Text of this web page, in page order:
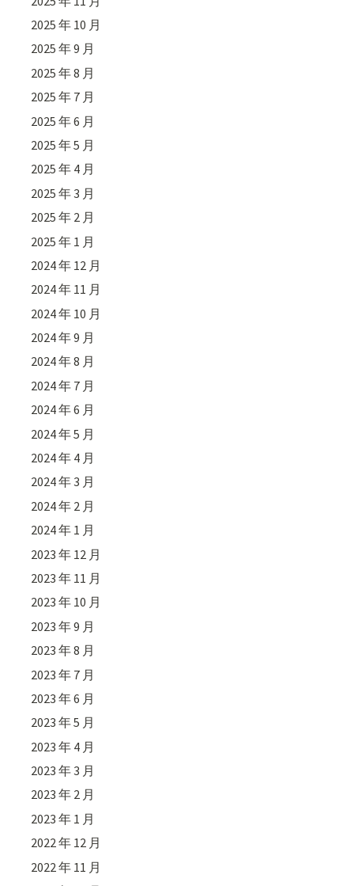
2025 年 10 月
2025 年 9 月
2025 年 8 月
2025 年 7 月
2025 年 6 月
2025 年 5 月
2025 年 4 月
2025 年 3 月
2025 年 2 月
2025 年 1 月
2024 年 12 月
2024 年 11 月
2024 年 10 月
2024 年 9 月
2024 年 8 月
2024 年 7 月
2024 年 6 月
2024 年 5 月
2024 年 4 月
2024 年 3 月
2024 年 2 月
2024 年 1 月
2023 年 12 月
2023 年 11 月
2023 年 10 月
2023 年 9 月
2023 年 8 月
2023 年 7 月
2023 年 6 月
2023 年 5 月
2023 年 4 月
2023 年 3 月
2023 年 2 月
2023 年 1 月
2022 年 12 月
2022 年 11 月